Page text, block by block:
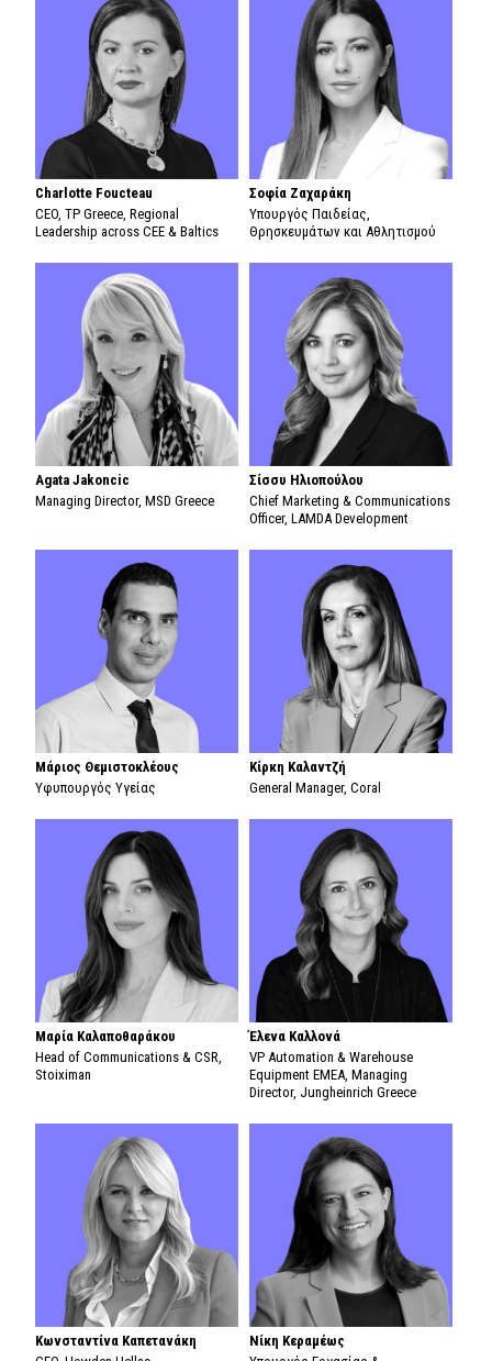
Charlotte Foucteau
CEO, TP Greece, Regional
Leadership across CEE & Baltics
Σοφία Ζαχαράκη
Υπουργός Παιδείας,
Θρησκευμάτων και Αθλητισμού
Agata Jakoncic
Managing Director, MSD Greece
Σίσσυ Ηλιοπούλου
Chief Marketing & Communications
Officer, LAMDA Development
Μάριος Θεμιστοκλέους
Υφυπουργός Υγείας
Κίρκη Καλαντζή
General Manager, Coral
Μαρία Καλαποθαράκου
Head of Communications & CSR,
Stoiximan
Έλενα Καλλονά
VP Automation & Warehouse
Equipment EMEA, Managing
Director, Jungheinrich Greece
Κωνσταντίνα Καπετανάκη
Νίκη Κεραμέως